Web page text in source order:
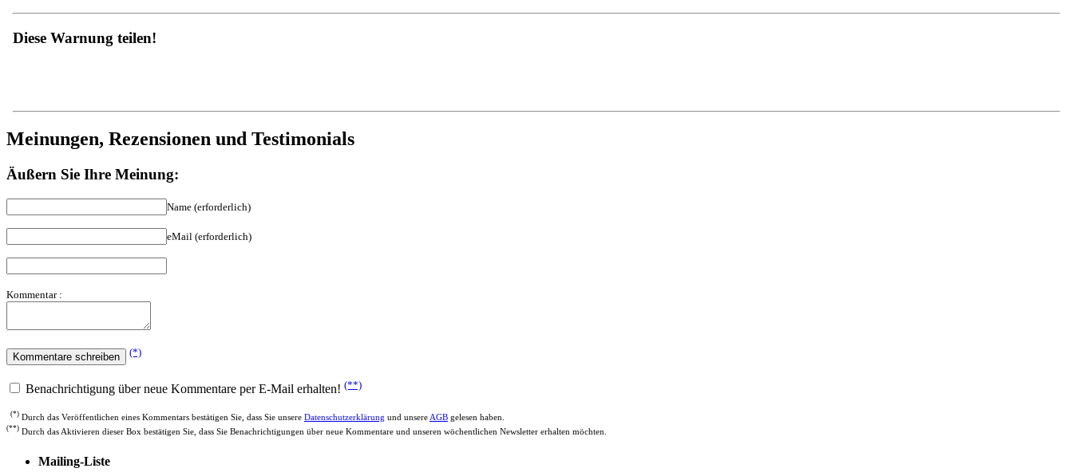
Diese Warnung teilen!
Meinungen, Rezensionen und Testimonials
Äußern Sie Ihre Meinung:
Name (erforderlich)
eMail (erforderlich)
Kommentar :
(*)
Benachrichtigung über neue Kommentare per E-Mail erhalten! (**)
(*) Durch das Veröffentlichen eines Kommentars bestätigen Sie, dass Sie unsere Datenschutzerklärung und unsere AGB gelesen haben.
(**) Durch das Aktivieren dieser Box bestätigen Sie, dass Sie Benachrichtigungen über neue Kommentare und unseren wöchentlichen Newsletter erhalten möchten.
Mailing-Liste